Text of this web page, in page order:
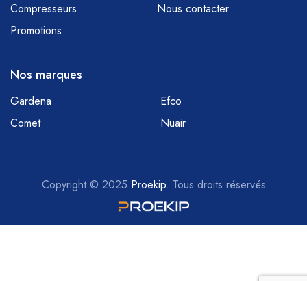
Compresseurs
Promotions
Nous contacter
Nos marques
Gardena
Efco
Comet
Nuair
Copyright © 2025 Proekip. Tous droits réservés